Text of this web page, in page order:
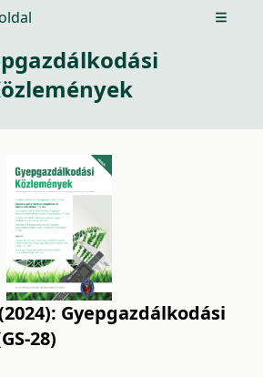
Open
Gyepgazdálkodási
28)